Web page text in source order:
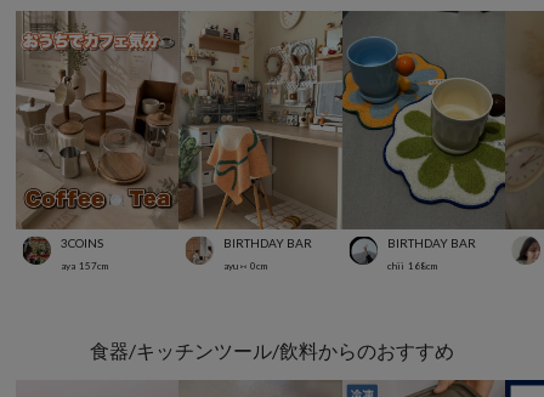
3COINS
aya 157cm
BIRTHDAY BAR
ayu ⑅ 0cm
BIRTHDAY BAR
chii 168cm
食器/キッチンツール/飲料からのおすすめ